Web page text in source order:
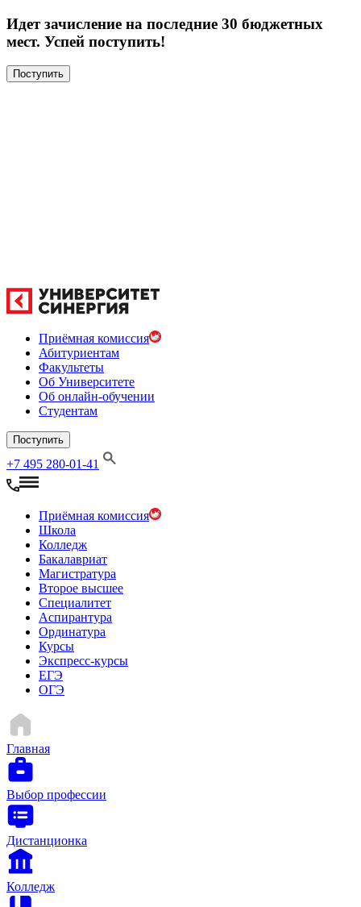
Идет зачисление на последние 30 бюджетных
мест. Успей поступить!
Поступить
Приёмная комиссия
Абитуриентам
Факультеты
Об Университете
Об онлайн-обучении
Студентам
Поступить
+7 495 280-01-41
Приёмная комиссия
Школа
Колледж
Бакалавриат
Магистратура
Второе высшее
Специалитет
Аспирантура
Ординатура
Курсы
Экспресс-курсы
ЕГЭ
ОГЭ
Главная
Выбор профессии
Дистанционка
Колледж